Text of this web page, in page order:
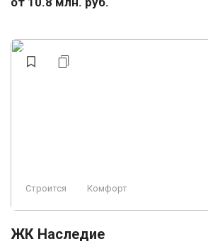
Строится Комфорт
ЖК Наследие